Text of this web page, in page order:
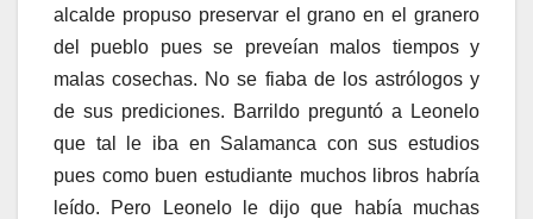
alcalde propuso preservar el grano en el granero
del pueblo pues se preveían malos tiempos y
malas cosechas. No se fiaba de los astrólogos y
de sus prediciones. Barrildo preguntó a Leonelo
que tal le iba en Salamanca con sus estudios
pues como buen estudiante muchos libros habría
leído. Pero Leonelo le dijo que había muchas